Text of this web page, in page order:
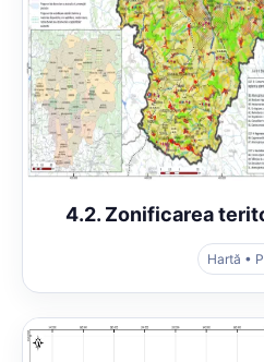
4.2. Zonificarea
Hartă •